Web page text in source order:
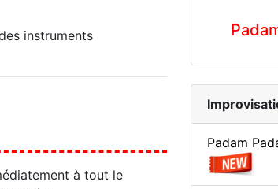
instruments
à tout le
Padam